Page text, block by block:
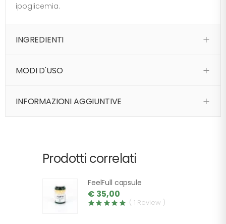
ipoglicemia.
INGREDIENTI
MODI D'USO
INFORMAZIONI AGGIUNTIVE
Prodotti correlati
FeelFull capsule
€ 35,00
( 1 Review )